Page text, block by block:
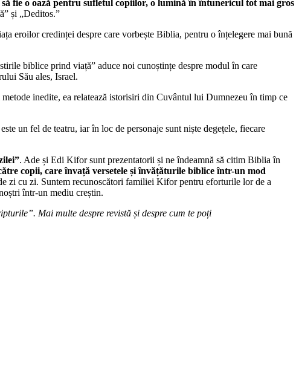
fie o oază pentru sufletul copiilor, o lumină în întunericul tot mai gros
și „Deditos.”
eroilor credinței despre care vorbește Biblia, pentru o înțelegere mai bună
biblice prind viață” aduce noi cunoștințe despre modul în care
Său ales, Israel.
inedite, ea relatează istorisiri din Cuvântul lui Dumnezeu în timp ce
un fel de teatru, iar în loc de personaje sunt niște degețele, fiecare
. Ade și Edi Kifor sunt prezentatorii și ne îndeamnă să citim Biblia în
copii, care învață versetele și învățăturile biblice într-un mod
zi cu zi. Suntem recunoscători familiei Kifor pentru eforturile lor de a
într-un mediu creștin.
Mai multe despre revistă și despre cum te poți